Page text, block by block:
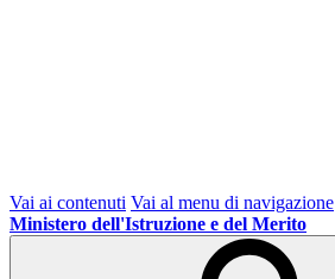
Vai ai contenuti Vai al menu di navigazione
Ministero dell'Istruzione e del Merito